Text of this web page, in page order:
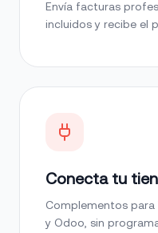
Envía facturas
incluidos y recibe el
Conecta tu
Complementos para
y Odoo, sin